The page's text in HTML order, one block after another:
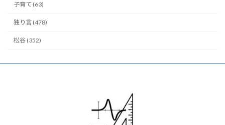
子育て (63)
独り言 (478)
松谷 (352)